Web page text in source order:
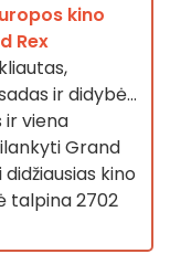
kino
Rex
ir didybė...
viena
Grand
kino
talpina 2702